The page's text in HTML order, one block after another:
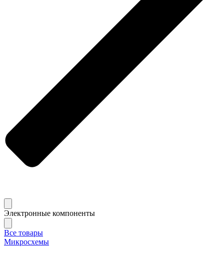
Электронные компоненты
Все товары
Микросхемы